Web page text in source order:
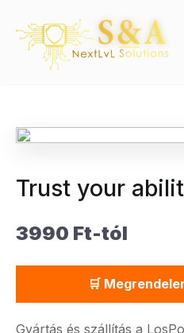
Trust your
3990 Ft-tól
🛒
Gyártás és szállítás a